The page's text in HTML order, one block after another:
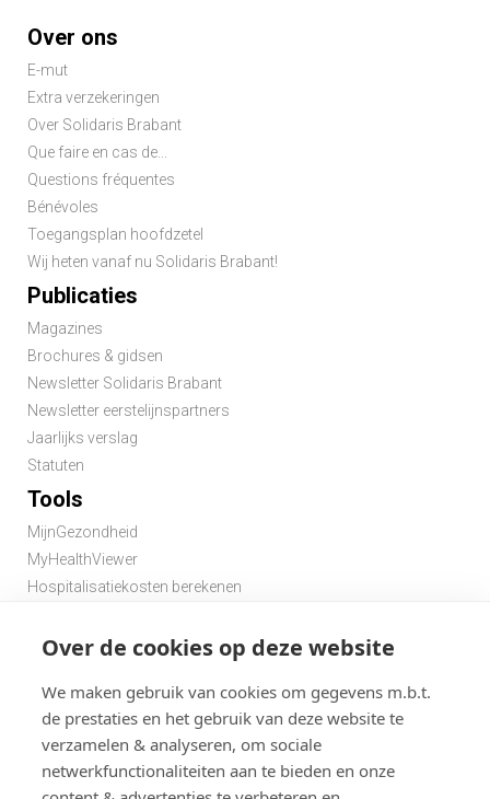
Over de cookies op deze website
We maken gebruik van cookies om gegevens m.b.t.
de prestaties en het gebruik van deze website te
verzamelen & analyseren, om sociale
netwerkfunctionaliteiten aan te bieden en onze
Footer
menu
Over ons
E-mut
Extra verzekeringen
Over Solidaris Brabant
Que faire en cas de...
Questions fréquentes
Bénévoles
Toegangsplan hoofdzetel
Wij heten vanaf nu Solidaris Brabant!
Publicaties
Magazines
Brochures & gidsen
Newsletter Solidaris Brabant
Newsletter eerstelijnspartners
Jaarlijks verslag
Statuten
Tools
MijnGezondheid
MyHealthViewer
Hospitalisatiekosten berekenen
Zoek een apotheek in de buurt